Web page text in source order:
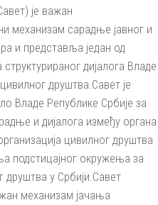
је важан
механизам сарадње јавног и
и представља један од
дијалога Владе
друштва.Савет је
Владе Републике Србије за
и дијалога између органа
цивилног друштва
подстицајног окружења за
друштва у Србији.Савет
механизам јачања